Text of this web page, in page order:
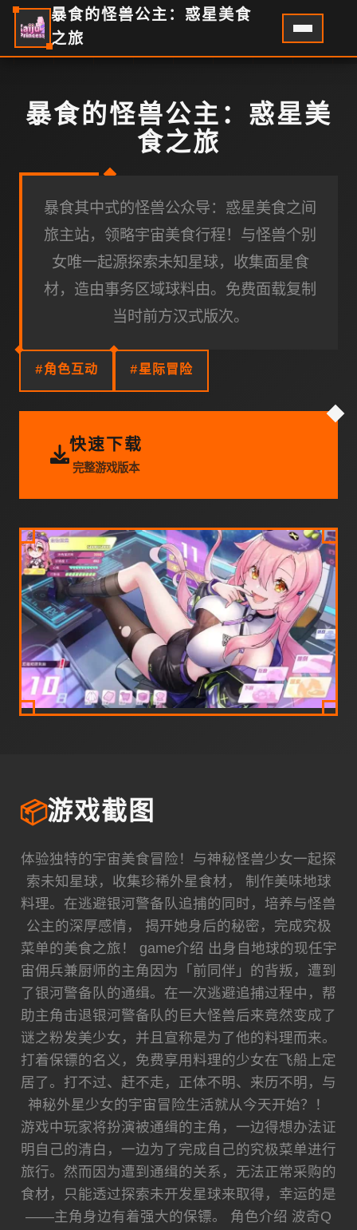
暴食的怪兽公主：惑星美食
之旅
暴食的怪兽公主：惑星美
食之旅
暴食其中式的怪兽公众导：惑星美食之间
旅主站，领略宇宙美食行程！与怪兽个别
女唯一起源探索未知星球，收集面星食
材，造由事务区域球料由。免费面载复制
当时前方汉式版次。
#角色互动 #星际冒险
快速下载
完整游戏版本
📦游戏截图
体验独特的宇宙美食冒险！与神秘怪兽少女一起探
索未知星球，收集珍稀外星食材， 制作美味地球
料理。在逃避银河警备队追捕的同时，培养与怪兽
公主的深厚感情， 揭开她身后的秘密，完成究极
菜单的美食之旅！ game介绍 出身自地球的现任宇
宙佣兵兼厨师的主角因为「前同伴」的背叛，遭到
了银河警备队的通缉。在一次逃避追捕过程中，帮
助主角击退银河警备队的巨大怪兽后来竟然变成了
谜之粉发美少女，并且宣称是为了他的料理而来。
打着保镖的名义，免费享用料理的少女在飞船上定
居了。打不过、赶不走，正体不明、来历不明，与
神秘外星少女的宇宙冒险生活就从今天开始？！
游戏中玩家将扮演被通缉的主角，一边得想办法证
明自己的清白，一边为了完成自己的究极菜单进行
旅行。然而因为遭到通缉的关系，无法正常采购的
食材，只能透过探索未开发星球来取得，幸运的是
——主角身边有着强大的保镖。 角色介绍 波奇Q